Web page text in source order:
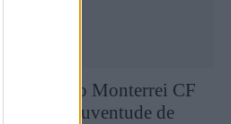
reforça o Monterrei CF
no Juventude de